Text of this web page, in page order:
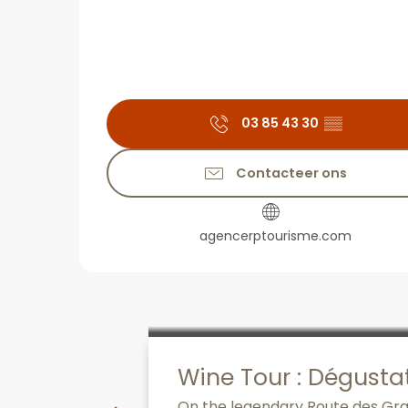
03 85 43 30 ▒▒
Contacteer ons
agencerptourisme.com
Wine Tour :